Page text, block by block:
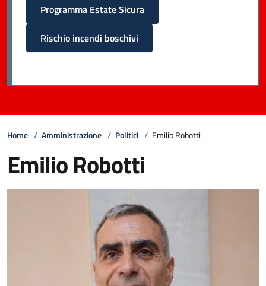
Programma Estate Sicura
Rischio incendi boschivi
Home / Amministrazione / Politici / Emilio Robotti
Emilio Robotti